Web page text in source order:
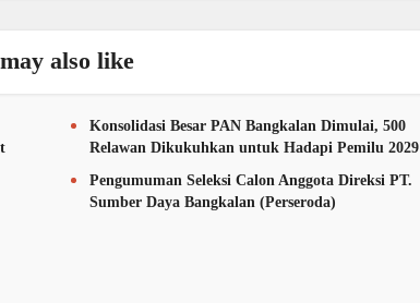
also like
Konsolidasi Besar PAN Bangkalan Dimulai, 500
Relawan Dikukuhkan untuk Hadapi Pemilu 2029
Pengumuman Seleksi Calon Anggota Direksi PT.
Sumber Daya Bangkalan (Perseroda)